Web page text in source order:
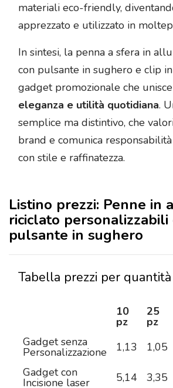
materiali eco-friendly,
apprezzato e utilizzato in
In sintesi, la penna a sfera in
con pulsante in sughero e clip
gadget promozionale che unisce
eleganza e utilità quotidiana.
semplice ma distintivo, che
brand e comunica
con stile e raffinatezza.
Listino prezzi: Penne in
riciclato personalizzabili
pulsante in sughero
Tabella prezzi per quantità
10
pz
25
pz
Gadget senza
Personalizzazione 1,13 1,05
Gadget con
Incisione laser 5,14 3,35